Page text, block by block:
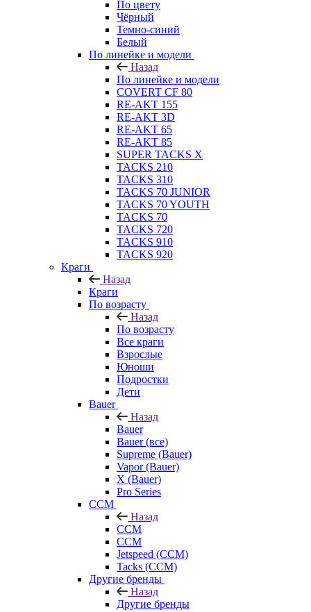
По цвету
Чёрный
Темно-синий
Белый
По линейке и модели
Назад
По линейке и модели
COVERT CF 80
RE-AKT 155
RE-AKT 3D
RE-AKT 65
RE-AKT 85
SUPER TACKS X
TACKS 210
TACKS 310
TACKS 70 JUNIOR
TACKS 70 YOUTH
TACKS 70
TACKS 720
TACKS 910
TACKS 920
Краги
Назад
Краги
По возрасту
Назад
По возрасту
Все краги
Взрослые
Юноши
Подростки
Дети
Bauer
Назад
Bauer
Bauer (все)
Supreme (Bauer)
Vapor (Bauer)
X (Bauer)
Pro Series
CCM
Назад
CCM
CCM
Jetspeed (CCM)
Tacks (CCM)
Другие бренды
Назад
Другие бренды